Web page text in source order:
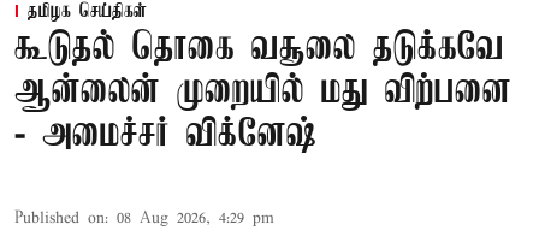
தமிழக செய்திகள்
கூடுதல் தொகை வசூலை தடுக்கவே
ஆன்லைன் முறையில் மது விற்பனை
- அமைச்சர் விக்னேஷ்
Published on: 08 Aug 2026, 4:29 pm